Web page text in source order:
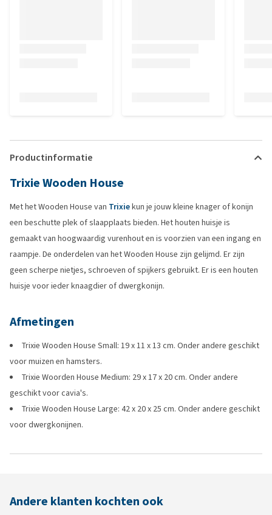
Productinformatie
Trixie Wooden House
Met het Wooden House van Trixiekun je jouw kleine knager of konijn
een beschutte plek of slaapplaats bieden. Het houten huisje is
gemaakt van hoogwaardig vurenhout en is voorzien van een ingang en
raampje. De onderdelen van het Wooden House zijn gelijmd. Er zijn
geen scherpe nietjes, schroeven of spijkers gebruikt. Er is een houten
huisje voor ieder knaagdier of dwergkonijn.
Afmetingen
Trixie Wooden House Small: 19 x 11 x 13 cm. Onder andere geschikt
voor muizen en hamsters.
Trixie Woorden House Medium: 29 x 17 x 20 cm. Onder andere
geschikt voor cavia's.
Trixie Wooden House Large: 42 x 20 x 25 cm. Onder andere geschikt
voor dwergkonijnen.
Andere klanten kochten ook